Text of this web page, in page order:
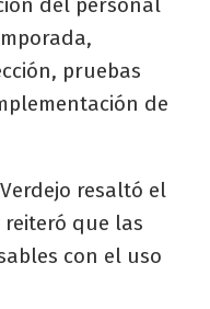
pruebas
de
resaltó el
reiteró que las
con el uso